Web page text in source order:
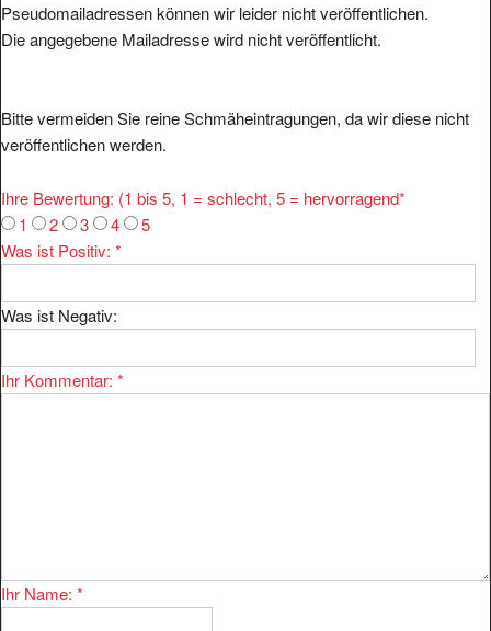
Pseudomailadressen können wir leider nicht veröffentlichen.
Die angegebene Mailadresse wird nicht veröffentlicht.
Bitte vermeiden Sie reine Schmäheintragungen, da wir diese nicht
veröffentlichen werden.
Ihre Bewertung: (1 bis 5, 1 = schlecht, 5 = hervorragend*
1
2 3 4
5
Was ist Positiv: *
Was ist Negativ:
Ihr Kommentar: *
Ihr Name: *